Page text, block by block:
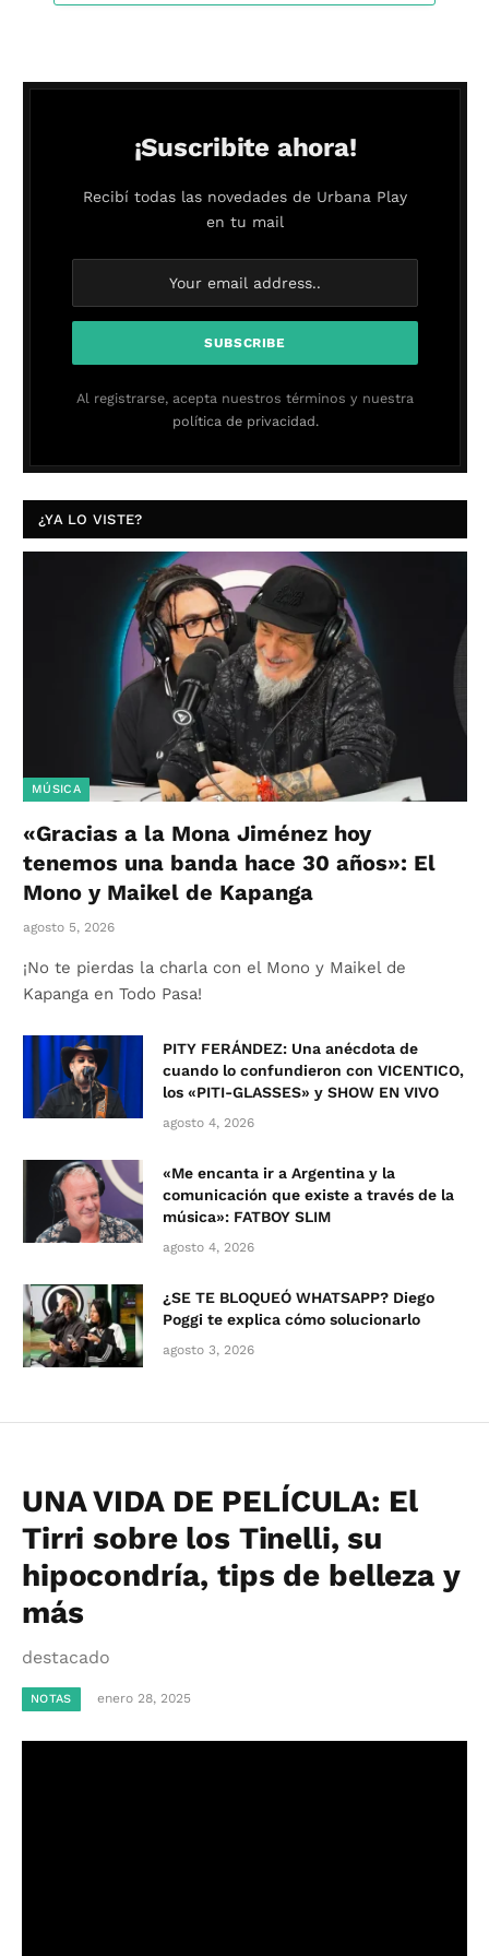
¡Suscribite ahora!
Recibí todas las novedades de Urbana Play
en tu mail
Al registrarse, acepta nuestros términos y nuestra
política de privacidad.
¿YA LO VISTE?
MÚSICA
«Gracias a la Mona Jiménez hoy
tenemos una banda hace 30 años»: El
Mono y Maikel de Kapanga
agosto 5, 2026
¡No te pierdas la charla con el Mono y Maikel de
Kapanga en Todo Pasa!
PITY FERÁNDEZ: Una anécdota de
cuando lo confundieron con VICENTICO,
los «PITI-GLASSES» y SHOW EN VIVO
agosto 4, 2026
«Me encanta ir a Argentina y la
comunicación que existe a través de la
música»: FATBOY SLIM
agosto 4, 2026
¿SE TE BLOQUEÓ WHATSAPP? Diego
Poggi te explica cómo solucionarlo
agosto 3, 2026
UNA VIDA DE PELÍCULA: El
Tirri sobre los Tinelli, su
hipocondría, tips de belleza y
más
destacado
NOTAS enero 28, 2025